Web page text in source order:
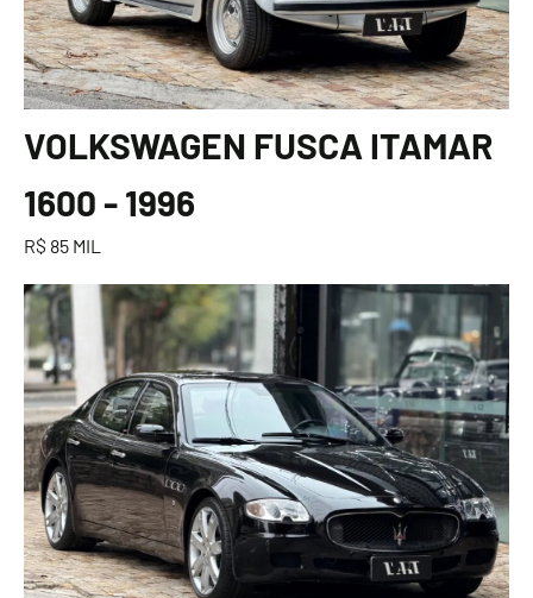
VOLKSWAGEN FUSCA ITAMAR
1600 - 1996
R$ 85 MIL